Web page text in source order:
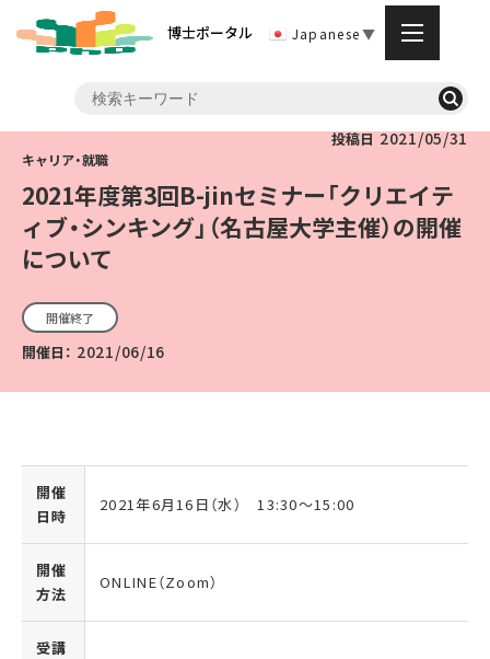
博士ポータル Japanese▼
投稿日 2021/05/31
2021年度第3回B-jinセミナー「クリエイテ
ィブ・シンキング」（名古屋大学主催）の開催
について
開催終了
開催日： 2021/06/16
開催
日時
2021年6月16日（水） 13:30～15:00
開催
方法
ONLINE（Zoom）
受講